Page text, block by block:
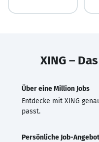
XING –
Über eine Million Jobs
Entdecke mit XING
passt.
Persönliche Job-